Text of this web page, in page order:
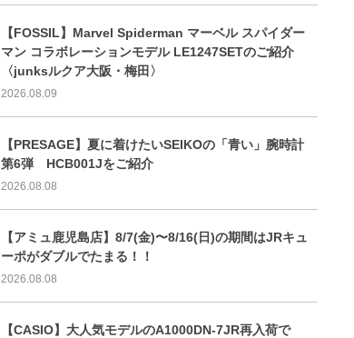
【FOSSIL】Marvel Spiderman マーベル スパイダー
マン コラボレーションモデル LE1247SETのご紹介
〈junksルクア大阪・梅田〉
2026.08.09
【PRESAGE】夏に着けたいSEIKOの「青い」腕時計
第6弾 HCB001Jをご紹介
2026.08.08
【アミュ鹿児島店】8/7(金)〜8/16(日)の期間はJRキュ
ーポがダブルでたまる！！
2026.08.08
【CASIO】大人気モデルのA1000DN-7JR再入荷で